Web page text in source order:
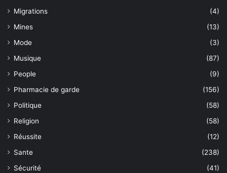
Migrations
(4)
Mines
(13)
Mode
(3)
Musique
(87)
People
(9)
Pharmacie de garde
(156)
Politique
(58)
Religion
(58)
Réussite
(12)
Sante
(238)
Sécurité
(41)